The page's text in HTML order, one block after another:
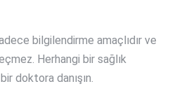
bilgilendirme amaçlıdır ve
Herhangi bir sağlık
doktora danışın.